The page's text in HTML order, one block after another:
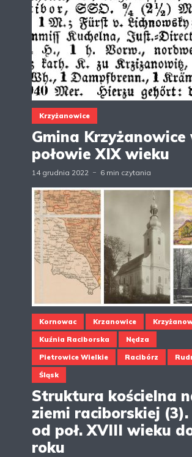
Krzyżanowice
Gmina Krzyżanowice
połowie XIX wieku
14 grudnia 2022 6 min czytania
Kornowac Krzanowice
Kuźnia Raciborska Nędza
Pietrowice Wielkie Racibórz
Śląsk
Struktura kościelna
ziemi raciborskiej (3).
od poł. XVIII wieku
roku